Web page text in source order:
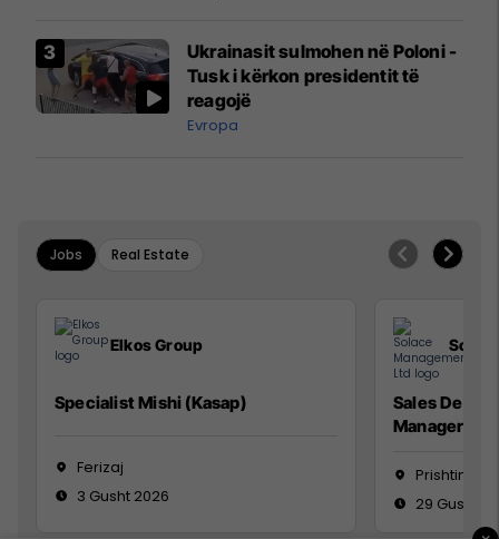
Mançesterit
Ukrainasit sulmohen në Poloni -
Tusk i kërkon presidentit të
reagojë
Evropa
Jobs Real Estate
Elkos Group
Specialist Mishi (Kasap)
Ferizaj
3 Gusht 2026
Sales
Manager
Prishtinë
29 Gusht